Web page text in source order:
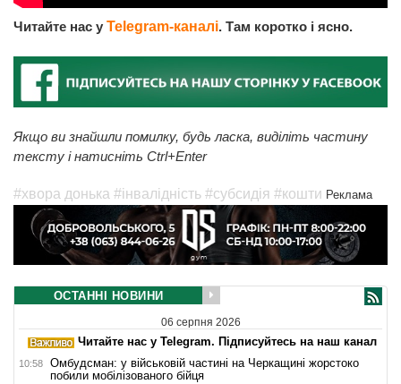
Читайте нас у Telegram-каналі. Там коротко і ясно.
Якщо ви знайшли помилку, будь ласка, виділіть частину
тексту і натисніть Ctrl+Enter
#хвора донька #інвалідність #субсидія #кошти Реклама
ОСТАННІ НОВИНИ
06 серпня 2026
Читайте нас у Telegram. Підписуйтесь на наш канал
10:58
Омбудсман: у військовій частині на Черкащині жорстоко
побили мобілізованого бійця